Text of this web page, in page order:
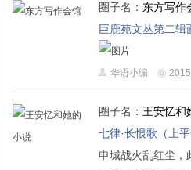
圈子名： 东方写作
巨鹿苑文丛第二辑
华语小编
圈子名： 王安忆和
七律·长恨歌（上
申城战火乱红尘，